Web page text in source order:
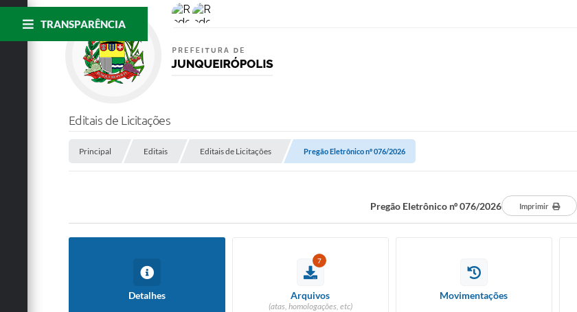
TRANSPARÊNCIA
Editais de Licitações
Principal Editais Editais de Licitações Pregão Eletrônico nº 076/2026
Pregão Eletrônico nº 076/2026 Imprimir
Detalhes
7
Arquivos
(atas, homologações, etc)
Movimentações